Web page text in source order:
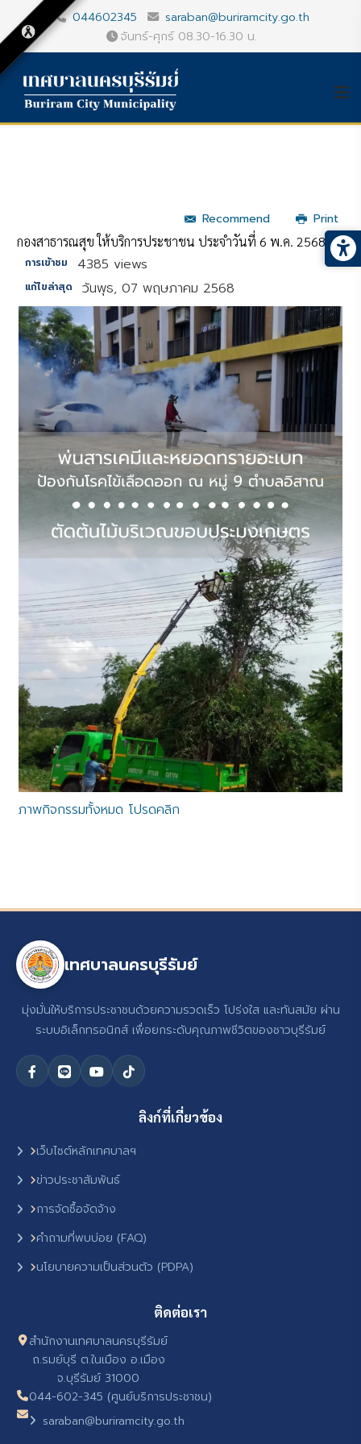
044602345
saraban@buriramcity.go.th
จันทร์-ศุกร์ 08.30-16.30 น.
Recommend
Print
กองสาธารณสุข ให้บริการประชาชน ประจำวันที่ 6 พ.ค. 2568
การเข้าชม 4385 views
แก้ไขล่าสุด วันพุธ, 07 พฤษภาคม 2568
ภาพกิจกรรมทั้งหมด โปรดคลิก
เทศบาลนครบุรีรัมย์
มุ่งมั่นให้บริการประชาชนด้วยความรวดเร็ว โปร่งใส และทันสมัย ผ่าน
ระบบอิเล็กทรอนิกส์ เพื่อยกระดับคุณภาพชีวิตของชาวบุรีรัมย์
ลิงก์ที่เกี่ยวข้อง
เว็บไซต์หลักเทศบาลฯ
ข่าวประชาสัมพันธ์
การจัดซื้อจัดจ้าง
คำถามที่พบบ่อย (FAQ)
นโยบายความเป็นส่วนตัว (PDPA)
ติดต่อเรา
สำนักงานเทศบาลนครบุรีรัมย์
ถ.รมย์บุรี ต.ในเมือง อ.เมือง
จ.บุรีรัมย์ 31000
044-602-345 (ศูนย์บริการประชาชน)
saraban@buriramcity.go.th